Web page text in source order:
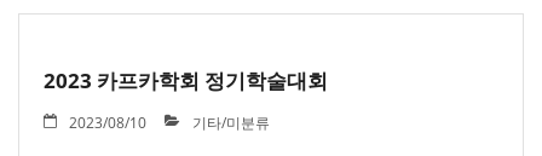
2023 카프카학회 정기학술대회
2023/08/10 기타/미분류